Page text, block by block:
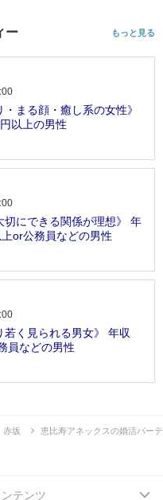
ー もっと見る
・まる顔・癒し系の女性》
以上の男性
切にできる関係が理想》 年
or公務員などの男性
若く見られる男女》 年収
員などの男性
赤坂 恵比寿アネックスの婚活パー
テンツ